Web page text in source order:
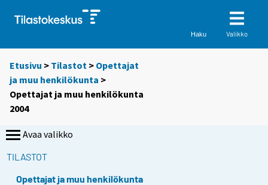
Haku Valikko
Etusivu > Tilastot > Opettajat
ja muu henkilökunta >
Opettajat ja muu henkilökunta
2004
Avaa valikko
TILASTOT
Opettajat ja muu henkilökunta